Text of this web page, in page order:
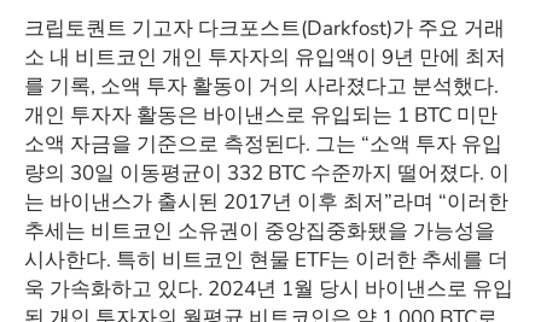
크립토퀀트 기고자 다크포스트(Darkfost)가 주요 거래
소 내 비트코인 개인 투자자의 유입액이 9년 만에 최저
를 기록, 소액 투자 활동이 거의 사라졌다고 분석했다.
개인 투자자 활동은 바이낸스로 유입되는 1 BTC 미만
소액 자금을 기준으로 측정된다. 그는 “소액 투자 유입
량의 30일 이동평균이 332 BTC 수준까지 떨어졌다. 이
는 바이낸스가 출시된 2017년 이후 최저”라며 “이러한
추세는 비트코인 소유권이 중앙집중화됐을 가능성을
시사한다. 특히 비트코인 현물 ETF는 이러한 추세를 더
욱 가속화하고 있다. 2024년 1월 당시 바이낸스로 유입